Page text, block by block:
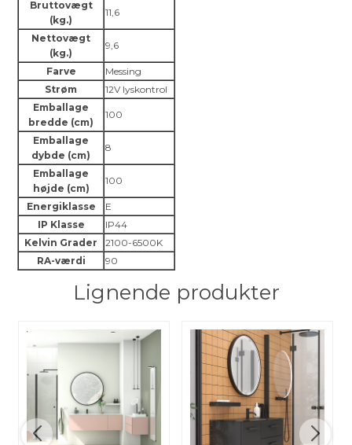
Bruttovægt
(kg.)
11,6
Nettovægt
(kg.)
9,6
Farve
Messing
Strøm
12V lyskontrol
Emballage
bredde (cm)
100
Emballage
dybde (cm)
8
Emballage
højde (cm)
100
Energiklasse
E
IP Klasse
IP44
Kelvin Grader
2100-6500K
RA-værdi
90
Lignende produkter